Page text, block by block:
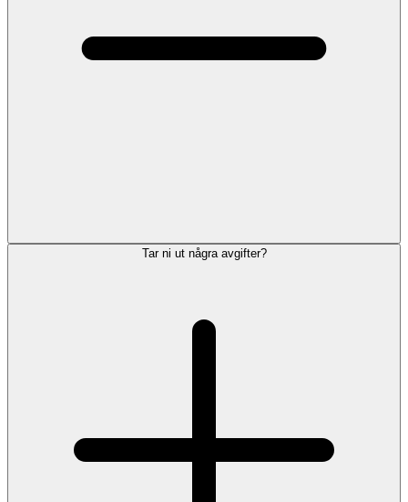
Tar ni ut några avgifter?